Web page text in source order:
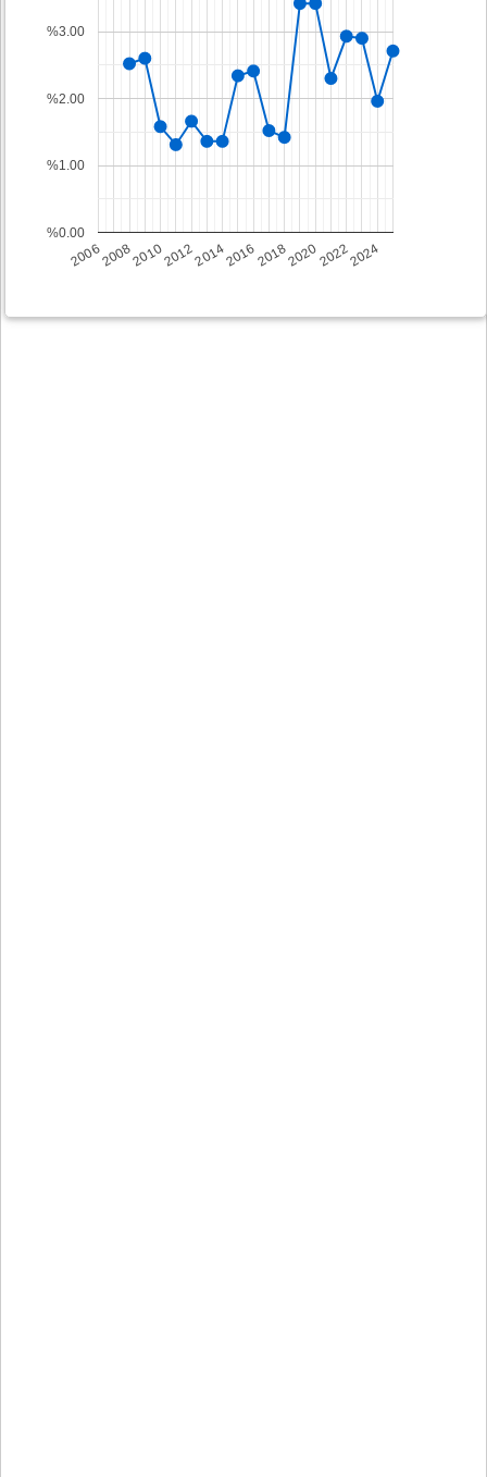
2006200820102012201420162018202020222024
%0.00
%1.00
%2.00
%3.00